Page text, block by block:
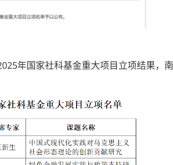
年国家社科基金重大项目立项结果，